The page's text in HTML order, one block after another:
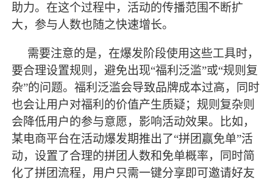
助力。在这个过程中，活动的传播范围不断扩
大，参与人数也随之快速增长。
需要注意的是，在爆发阶段使用这些工具时，
要合理设置规则，避免出现“福利泛滥”或“规则复
杂”的问题。福利泛滥会导致品牌成本过高，同时
也会让用户对福利的价值产生质疑；规则复杂则
会降低用户的参与意愿，影响活动效果。比如，
某电商平台在活动爆发期推出了“拼团赢免单”活
动，设置了合理的拼团人数和免单概率，同时简
化了拼团流程，用户只需一键分享即可邀请好友